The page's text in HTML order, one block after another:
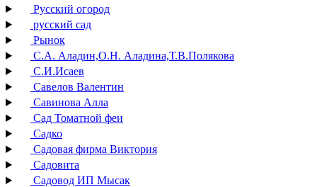
Русский огород
русский сад
Рынок
С.А. Аладин,О.Н. Аладина,Т.В.Полякова
С.И.Исаев
Савелов Валентин
Савинова Алла
Сад Томатной феи
Садко
Садовая фирма Виктория
Садовита
Садовод ИП Мысак